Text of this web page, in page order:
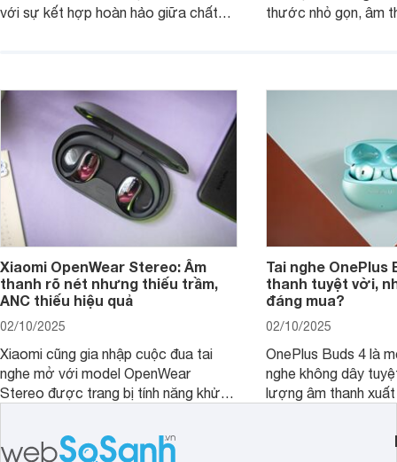
với sự kết hợp hoàn hảo giữa chất
thước nhỏ gọn, âm
Xiaomi OpenWear Stereo: Âm
thanh rõ nét nhưng thiếu trầm,
ANC thiếu hiệu quả
02/10/2025
Xiaomi cũng gia nhập cuộc đua tai
nghe mở với model OpenWear
Stereo được trang bị tính năng khử
chất lượng âm thanh và hiệu quả khử
ồn của chiếc tai nghe Xiaomi này có
Tai nghe OnePlus
thanh tuyệt vời,
đáng mua?
02/10/2025
OnePlus Buds 4 là
nghe không dây
lượng âm thanh
khử tiếng ồn ấn
tiến. Tuy nhiên,